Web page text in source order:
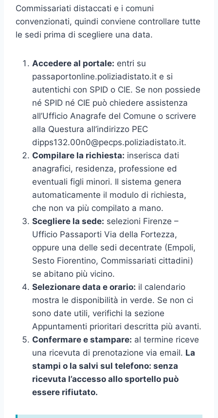
Commissariati distaccati e i comuni
convenzionati, quindi conviene controllare tutte
le sedi prima di scegliere una data.
Accedere al portale: entri su
passaportonline.poliziadistato.it e si
autentichi con SPID o CIE. Se non possiede
né SPID né CIE può chiedere assistenza
all’Ufficio Anagrafe del Comune o scrivere
alla Questura all’indirizzo PEC
dipps132.00n0@pecps.poliziadistato.it.
Compilare la richiesta: inserisca dati
anagrafici, residenza, professione ed
eventuali figli minori. Il sistema genera
automaticamente il modulo di richiesta,
che non va più compilato a mano.
Scegliere la sede: selezioni Firenze –
Ufficio Passaporti Via della Fortezza,
oppure una delle sedi decentrate (Empoli,
Sesto Fiorentino, Commissariati cittadini)
se abitano più vicino.
Selezionare data e orario: il calendario
mostra le disponibilità in verde. Se non ci
sono date utili, verifichi la sezione
Appuntamenti prioritari descritta più avanti.
Confermare e stampare: al termine riceve
una ricevuta di prenotazione via email. La
stampi o la salvi sul telefono: senza
ricevuta l’accesso allo sportello può
essere rifiutato.